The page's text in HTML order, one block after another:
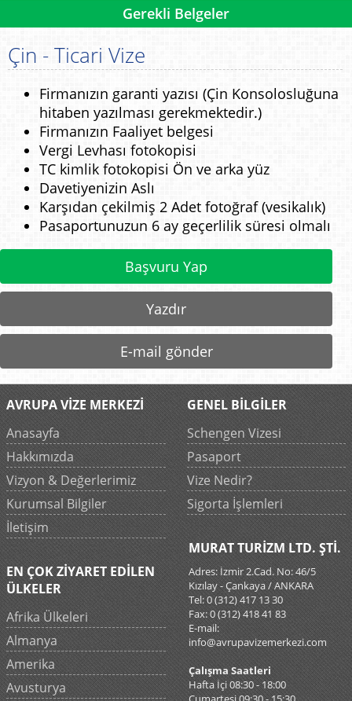
Gerekli Belgeler
Çin - Ticari Vize
Firmanızın garanti yazısı (Çin Konsolosluğuna
hitaben yazılması gerekmektedir.)
Firmanızın Faaliyet belgesi
Vergi Levhası fotokopisi
TC kimlik fotokopisi Ön ve arka yüz
Davetiyenizin Aslı
Karşıdan çekilmiş 2 Adet fotoğraf (vesikalık)
Pasaportunuzun 6 ay geçerlilik süresi olmalı
Başvuru Yap
Yazdır
E-mail gönder
AVRUPA VİZE MERKEZİ
Anasayfa
Hakkımızda
Vizyon & Değerlerimiz
Kurumsal Bilgiler
İletişim
EN ÇOK ZİYARET EDİLEN
ÜLKELER
Afrika Ülkeleri
Almanya
Amerika
Avusturya
GENEL BİLGİLER
Schengen Vizesi
Pasaport
Vize Nedir?
Sigorta İşlemleri
MURAT TURİZM LTD. ŞTİ.
Adres: İzmir 2.Cad. No: 46/5
Kızılay - Çankaya / ANKARA
Tel: 0 (312) 417 13 30
Fax: 0 (312) 418 41 83
E-mail:
info@avrupavizemerkezi.com
Çalışma Saatleri
Hafta İçi 08:30 - 18:00